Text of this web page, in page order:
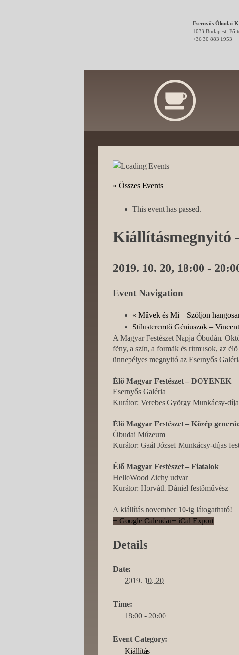
Esernyős Óbudai
1033 Budapest, Fő
+36 30 883 1953
vendéglátás
« Összes Events
This event has passed.
Kiállításmegnyitó
2019. 10. 20, 18:00 -
Event Navigation
« Művek és Mi – Szóljon
Stílusteremtő Géniuszok –
A Magyar Festészet Napja Óbudán.
fény, a szín, a formák és ritmusok, az
ünnepélyes megnyitó az Esernyős
Élő Magyar Festészet – DOYENEK
Esernyős Galéria
Kurátor: Verebes György Munkácsy-
Élő Magyar Festészet – Közép
Óbudai Múzeum
Kurátor: Gaál József Munkácsy-díjas
Élő Magyar Festészet – Fiatalok
HelloWood Zichy udvar
Kurátor: Horváth Dániel festőművész
A kiállítás november 10-ig látogatható!
+ Google Calendar+ iCal Export
Details
Date:
2019. 10. 20
Time:
18:00 - 20:00
Event Category:
Kiállítás